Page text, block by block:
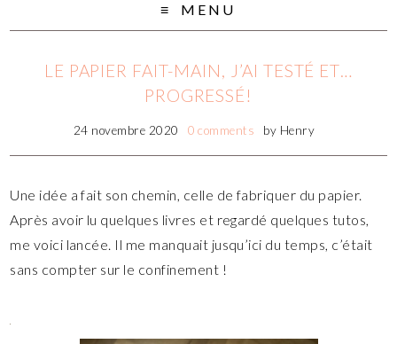
MENU
LE PAPIER FAIT-MAIN, J’AI TESTÉ ET…
PROGRESSÉ!
24 novembre 2020 0 comments by Henry
Une idée a fait son chemin, celle de fabriquer du papier.
Après avoir lu quelques livres et regardé quelques tutos,
me voici lancée. Il me manquait jusqu’ici du temps, c’était
sans compter sur le confinement !